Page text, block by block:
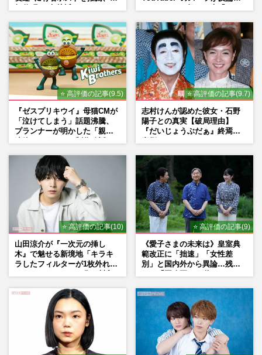
は？」
⭐ 高評価の記事(9.5)
『ゼスプリキウイ』母猫CMが
「泣けてしまう」話題沸騰、
プランナーが明かした「親に
⭐ 高評価の記事(9.7)
志村けんが認めた彼女・石野
陽子との真実【破局理由】
『だいじょうぶだぁ』終焉の
⭐ 高評価の記事(10)
山田涼介が『一次元の挿し
木』で魅せる新境地「キラキ
ラしたフィルターが1枚外れて
⭐ 高評価の記事(9)
《愛子さまの未来は》皇室典
範改正に「拙速」「女性差
別」と国内外から異論…残さ